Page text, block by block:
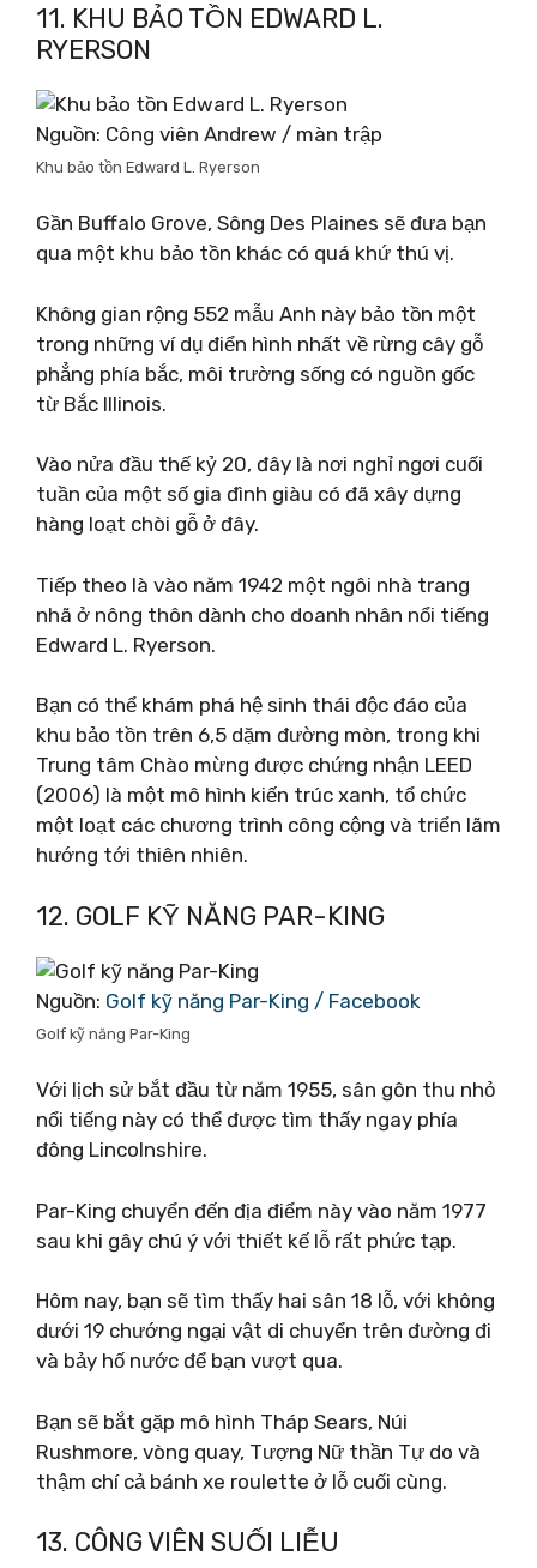
11. KHU BẢO TỒN EDWARD L.
RYERSON
Nguồn: Công viên Andrew / màn trập
Khu bảo tồn Edward L. Ryerson
Gần Buffalo Grove, Sông Des Plaines sẽ đưa bạn
qua một khu bảo tồn khác có quá khứ thú vị.
Không gian rộng 552 mẫu Anh này bảo tồn một
trong những ví dụ điển hình nhất về rừng cây gỗ
phẳng phía bắc, môi trường sống có nguồn gốc
từ Bắc Illinois.
Vào nửa đầu thế kỷ 20, đây là nơi nghỉ ngơi cuối
tuần của một số gia đình giàu có đã xây dựng
hàng loạt chòi gỗ ở đây.
Tiếp theo là vào năm 1942 một ngôi nhà trang
nhã ở nông thôn dành cho doanh nhân nổi tiếng
Edward L. Ryerson.
Bạn có thể khám phá hệ sinh thái độc đáo của
khu bảo tồn trên 6,5 dặm đường mòn, trong khi
Trung tâm Chào mừng được chứng nhận LEED
(2006) là một mô hình kiến ​​trúc xanh, tổ chức
một loạt các chương trình công cộng và triển lãm
hướng tới thiên nhiên.
12. GOLF KỸ NĂNG PAR-KING
Nguồn: Golf kỹ năng Par-King / Facebook
Golf kỹ năng Par-King
Với lịch sử bắt đầu từ năm 1955, sân gôn thu nhỏ
nổi tiếng này có thể được tìm thấy ngay phía
đông Lincolnshire.
Par-King chuyển đến địa điểm này vào năm 1977
sau khi gây chú ý với thiết kế lỗ rất phức tạp.
Hôm nay, bạn sẽ tìm thấy hai sân 18 lỗ, với không
dưới 19 chướng ngại vật di chuyển trên đường đi
và bảy hố nước để bạn vượt qua.
Bạn sẽ bắt gặp mô hình Tháp Sears, Núi
Rushmore, vòng quay, Tượng Nữ thần Tự do và
thậm chí cả bánh xe roulette ở lỗ cuối cùng.
13. CÔNG VIÊN SUỐI LIỄU